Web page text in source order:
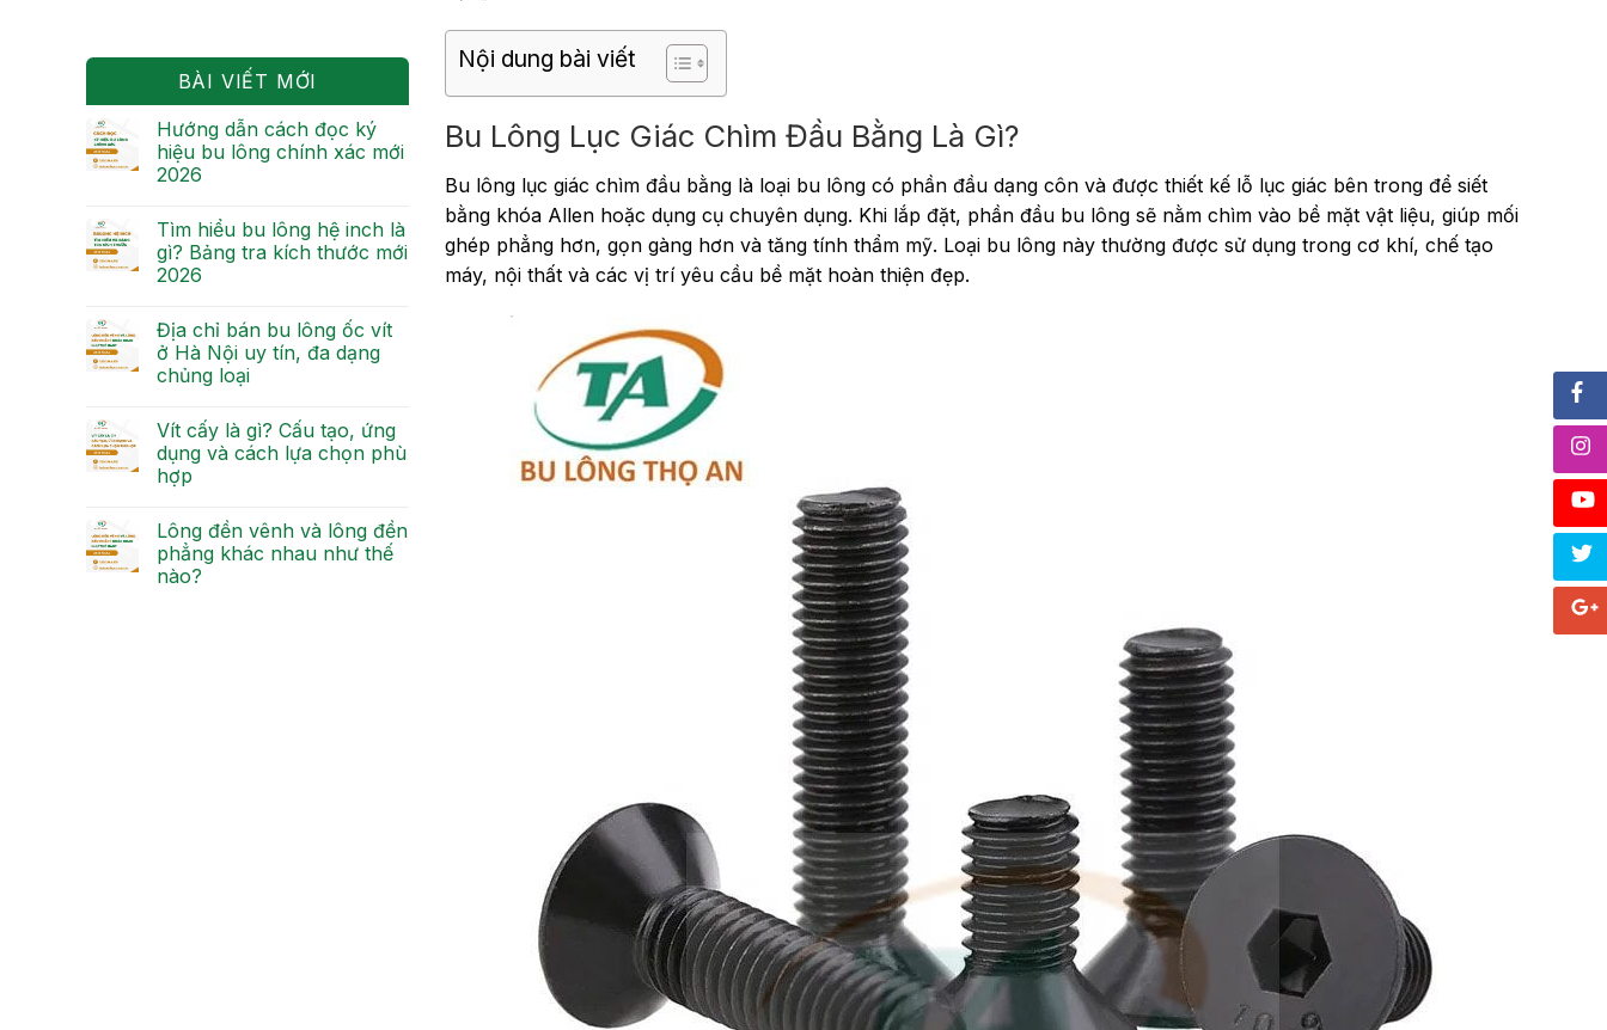
Nội dung bài viết
Bu Lông Lục Giác Chìm Đầu Bằng Là Gì?
Bu lông lục giác chìm đầu bằng là loại bu lông có phần đầu dạng côn và được thiết kế lỗ lục giác bên trong để siết
bằng khóa Allen hoặc dụng cụ chuyên dụng. Khi lắp đặt, phần đầu bu lông sẽ nằm chìm vào bề mặt vật liệu, giúp mối
ghép phẳng hơn, gọn gàng hơn và tăng tính thẩm mỹ. Loại bu lông này thường được sử dụng trong cơ khí, chế tạo
máy, nội thất và các vị trí yêu cầu bề mặt hoàn thiện đẹp.
BÀI VIẾT MỚI
Hướng dẫn cách đọc ký
hiệu bu lông chính xác mới
2026
Tìm hiểu bu lông hệ inch là
gì? Bảng tra kích thước mới
2026
Địa chỉ bán bu lông ốc vít
ở Hà Nội uy tín, đa dạng
chủng loại
Vít cấy là gì? Cấu tạo, ứng
dụng và cách lựa chọn phù
hợp
Lông đền vênh và lông đền
phẳng khác nhau như thế
nào?